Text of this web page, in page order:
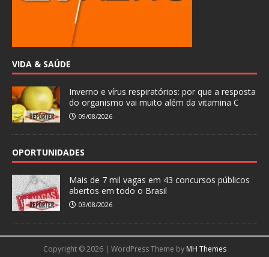
VIDA & SAÚDE
Inverno e vírus respiratórios: por que a resposta
do organismo vai muito além da vitamina C
09/08/2026
OPORTUNIDADES
Mais de 7 mil vagas em 43 concursos públicos
abertos em todo o Brasil
03/08/2026
Copyright © 2026 | WordPress Theme by MH Themes